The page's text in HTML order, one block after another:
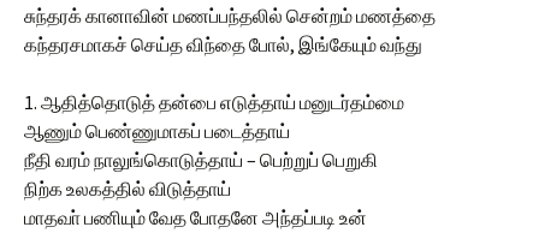
சுந்தரக் கானாவின் மணப்பந்தலில் சென்றம் மணத்தை
கந்தரசமாகச் செய்த விந்தை போல், இங்கேயும் வந்து
1. ஆதித்தொடுத் தன்பை எடுத்தாய் மனுடர்தம்மை
ஆணும் பெண்ணுமாகப் படைத்தாய்
நீதி வரம் நாலுங்கொடுத்தாய் – பெற்றுப் பெறுகி
நிற்க உலகத்தில் விடுத்தாய்
மாதவா் பணியும் வேத போதனே அந்தப்படி உன்